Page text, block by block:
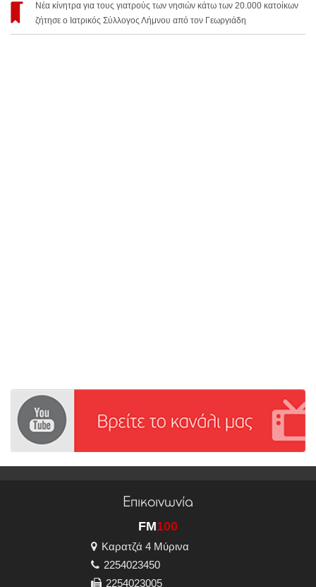
Νέα κίνητρα για τους γιατρούς των νησιών κάτω των 20.000 κατοίκων
ζήτησε ο Ιατρικός Σύλλογος Λήμνου από τον Γεωργιάδη
Επικοινωνία
FM100
Καρατζά 4 Μύρινα
2254023450
2254023005